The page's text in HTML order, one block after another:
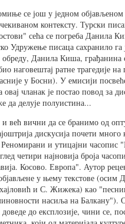
се још у једном објављеном
контексту. Турски
сећа се погреба Данила
Удружење писаца сахранило га
Данила Киша, грађанина
наговештај ратне трагедије
у Босни). У емисији
овај чланак је постао повод за
да делује полуистина...
већ вични да се бранимо од
дискусија почети
и утицајни часопис
четири најновија броја
Косово. Европа". Аутор
у њему текстове
и С. Жижека) као
насиља на Балкану").
до експлозије, чини се,